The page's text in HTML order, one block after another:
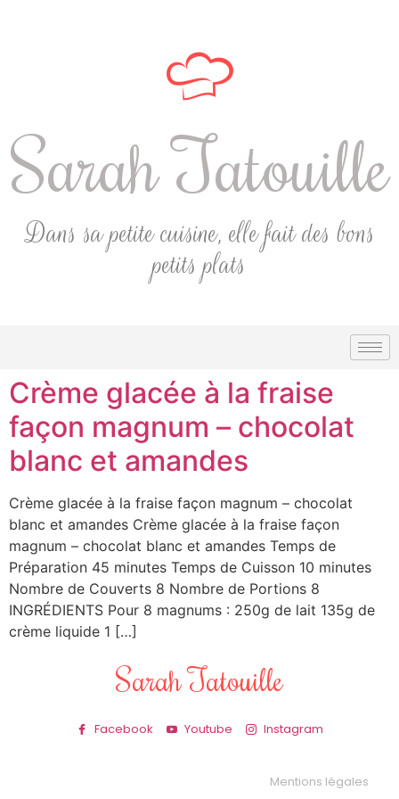
Sarah Tatouille
Dans sa petite cuisine, elle fait des bons
petits plats
Crème glacée à la fraise
façon magnum – chocolat
blanc et amandes
Crème glacée à la fraise façon magnum – chocolat
blanc et amandes Crème glacée à la fraise façon
magnum – chocolat blanc et amandes Temps de
Préparation 45 minutes Temps de Cuisson 10 minutes
Nombre de Couverts 8 Nombre de Portions 8
INGRÉDIENTS Pour 8 magnums : 250g de lait 135g de
crème liquide 1 […]
Sarah Tatouille
Facebook Youtube Instagram
Mentions légales